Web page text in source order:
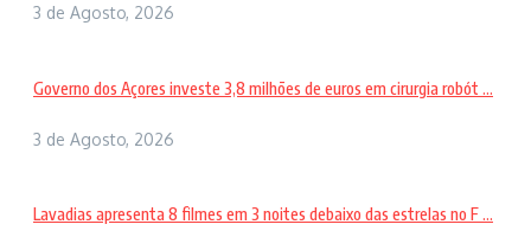
3 de Agosto, 2026
Governo dos Açores investe 3,8 milhões de euros em cirurgia robót ...
3 de Agosto, 2026
Lavadias apresenta 8 filmes em 3 noites debaixo das estrelas no F ...